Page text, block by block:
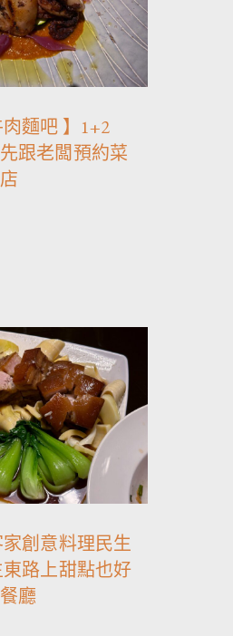
肉麵吧 】1+2
跟老闆預約菜
家創意料理民生
路上甜點也好
廳